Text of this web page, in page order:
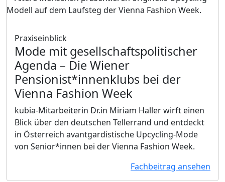
Praxiseinblick
Mode mit gesellschaftspolitischer
Agenda – Die Wiener
Pensionist*innenklubs bei der
Vienna Fashion Week
kubia-Mitarbeiterin Dr.in Miriam Haller wirft einen
Blick über den deutschen Tellerrand und entdeckt
in Österreich avantgardistische Upcycling-Mode
von Senior*innen bei der Vienna Fashion Week.
Fachbeitrag ansehen